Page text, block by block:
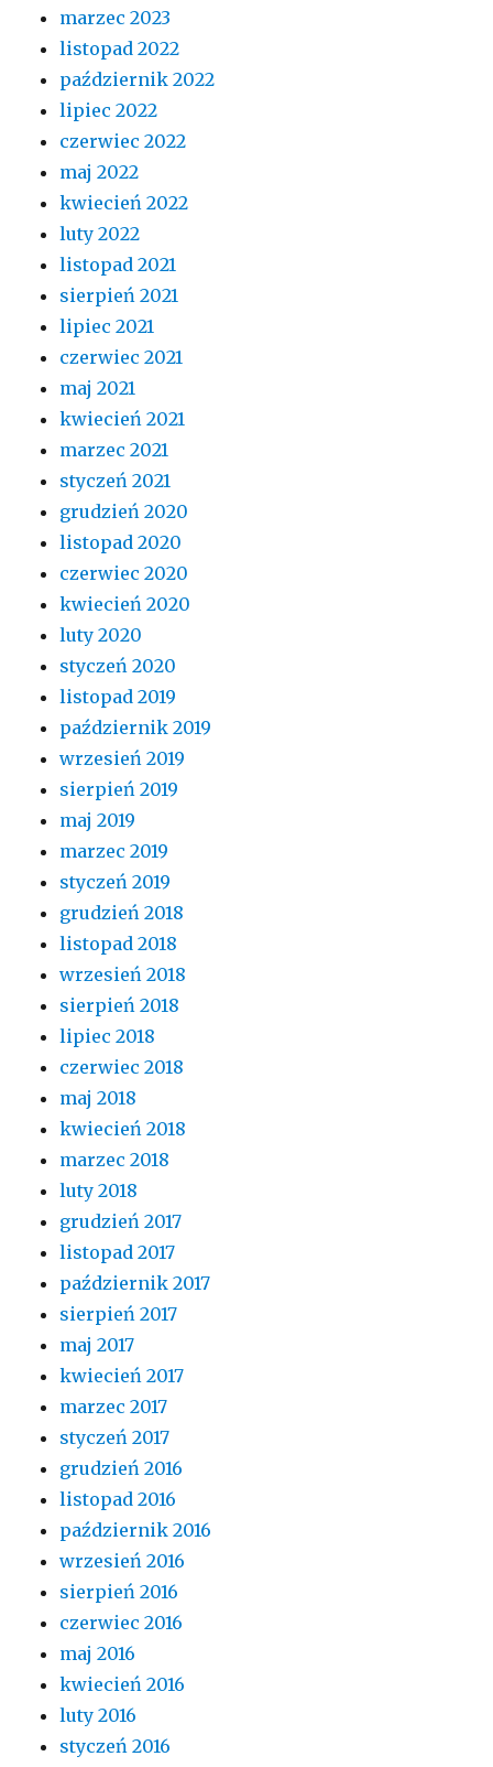
marzec 2023
listopad 2022
październik 2022
lipiec 2022
czerwiec 2022
maj 2022
kwiecień 2022
luty 2022
listopad 2021
sierpień 2021
lipiec 2021
czerwiec 2021
maj 2021
kwiecień 2021
marzec 2021
styczeń 2021
grudzień 2020
listopad 2020
czerwiec 2020
kwiecień 2020
luty 2020
styczeń 2020
listopad 2019
październik 2019
wrzesień 2019
sierpień 2019
maj 2019
marzec 2019
styczeń 2019
grudzień 2018
listopad 2018
wrzesień 2018
sierpień 2018
lipiec 2018
czerwiec 2018
maj 2018
kwiecień 2018
marzec 2018
luty 2018
grudzień 2017
listopad 2017
październik 2017
sierpień 2017
maj 2017
kwiecień 2017
marzec 2017
styczeń 2017
grudzień 2016
listopad 2016
październik 2016
wrzesień 2016
sierpień 2016
czerwiec 2016
maj 2016
kwiecień 2016
luty 2016
styczeń 2016